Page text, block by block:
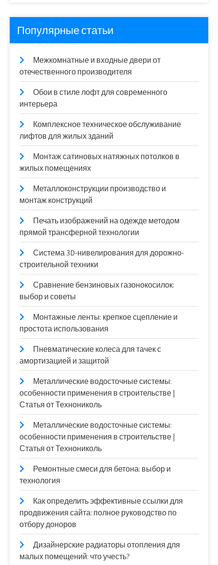
Популярные статьи
Межкомнатные и входные двери от
отечественного производителя
Обои в стиле лофт для современного
интерьера
Комплексное техническое обслуживание
лифтов для жилых зданий
Монтаж сатиновых натяжных потолков в
жилых помещениях
Металлоконструкции производство и
монтаж конструкций
Печать изображений на одежде методом
прямой трансферной технологии
Система 3D-нивелирования для дорожно-
строительной техники
Сравнение бензиновых газонокосилок:
выбор и советы
Монтажные ленты: крепкое сцепление и
простота использования
Пневматические колеса для тачек с
амортизацией и защитой
Металлические водосточные системы:
особенности применения в строительстве |
Статья от Технониколь
Металлические водосточные системы:
особенности применения в строительстве |
Статья от Технониколь
Ремонтные смеси для бетона: выбор и
технология
Как определить эффективные ссылки для
продвижения сайта: полное руководство по
отбору доноров
Дизайнерские радиаторы отопления для
малых помещений: что учесть?